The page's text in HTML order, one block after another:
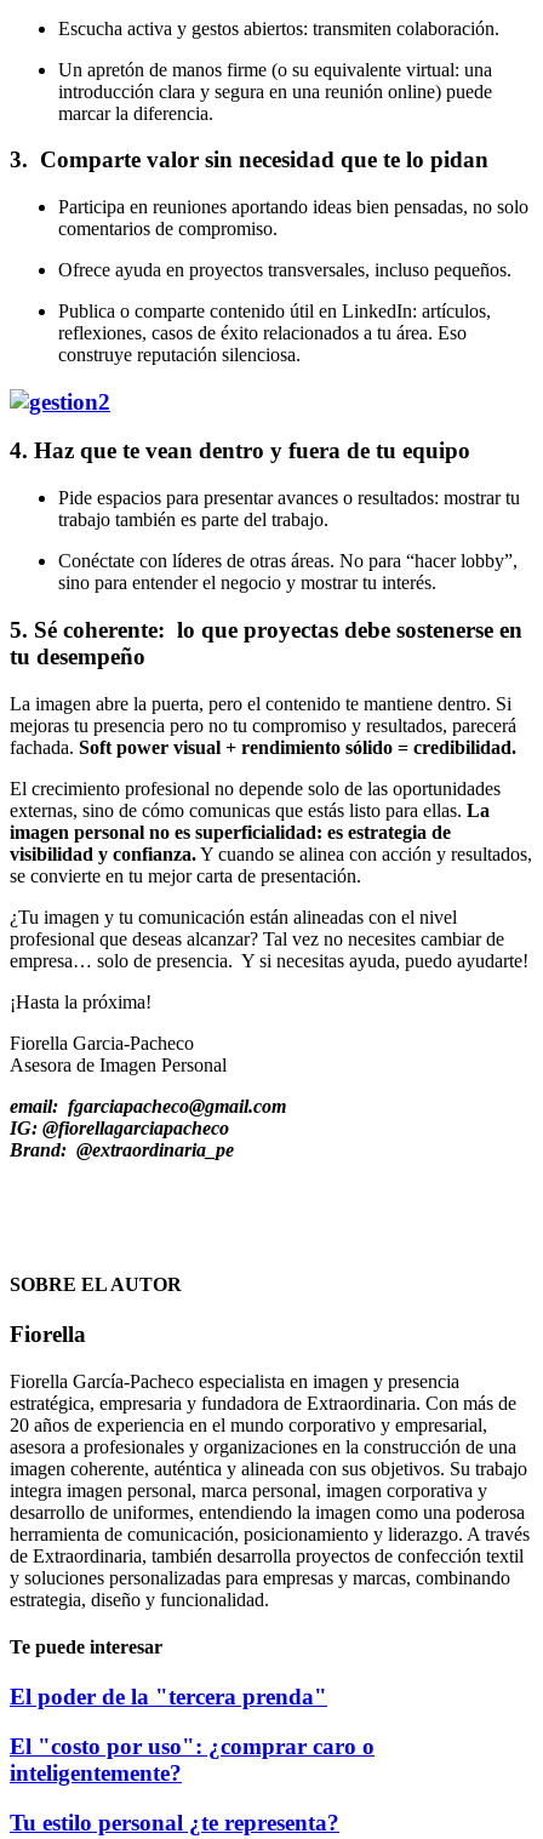
Escucha activa y gestos abiertos: transmiten colaboración.
Un apretón de manos firme (o su equivalente virtual: una
introducción clara y segura en una reunión online) puede
marcar la diferencia.
3. Comparte valor sin necesidad que te lo pidan
Participa en reuniones aportando ideas bien pensadas, no solo
comentarios de compromiso.
Ofrece ayuda en proyectos transversales, incluso pequeños.
Publica o comparte contenido útil en LinkedIn: artículos,
reflexiones, casos de éxito relacionados a tu área. Eso
construye reputación silenciosa.
4. Haz que te vean dentro y fuera de tu equipo
Pide espacios para presentar avances o resultados: mostrar tu
trabajo también es parte del trabajo.
Conéctate con líderes de otras áreas. No para “hacer lobby”,
sino para entender el negocio y mostrar tu interés.
5. Sé coherente: lo que proyectas debe sostenerse en
tu desempeño
La imagen abre la puerta, pero el contenido te mantiene dentro. Si
mejoras tu presencia pero no tu compromiso y resultados, parecerá
fachada. Soft power visual + rendimiento sólido = credibilidad.
El crecimiento profesional no depende solo de las oportunidades
externas, sino de cómo comunicas que estás listo para ellas. La
imagen personal no es superficialidad: es estrategia de
visibilidad y confianza.Y cuando se alinea con acción y resultados,
se convierte en tu mejor carta de presentación.
¿Tu imagen y tu comunicación están alineadas con el nivel
profesional que deseas alcanzar? Tal vez no necesites cambiar de
empresa… solo de presencia. Y si necesitas ayuda, puedo ayudarte!
¡Hasta la próxima!
Fiorella Garcia-Pacheco
Asesora de Imagen Personal
email: fgarciapacheco@gmail.com
IG: @fiorellagarciapacheco
Brand: @extraordinaria_pe
SOBRE EL AUTOR
Fiorella
Fiorella García-Pacheco especialista en imagen y presencia
estratégica, empresaria y fundadora de Extraordinaria. Con más de
20 años de experiencia en el mundo corporativo y empresarial,
asesora a profesionales y organizaciones en la construcción de una
imagen coherente, auténtica y alineada con sus objetivos. Su trabajo
integra imagen personal, marca personal, imagen corporativa y
desarrollo de uniformes, entendiendo la imagen como una poderosa
herramienta de comunicación, posicionamiento y liderazgo. A través
de Extraordinaria, también desarrolla proyectos de confección textil
y soluciones personalizadas para empresas y marcas, combinando
estrategia, diseño y funcionalidad.
Te puede interesar
El poder de la "tercera prenda"
El "costo por uso": ¿comprar caro o
inteligentemente?
Tu estilo personal ¿te representa?